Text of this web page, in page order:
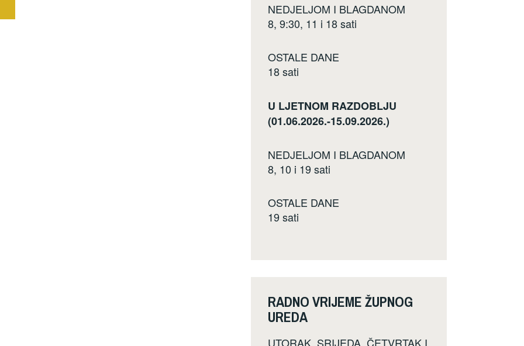
NEDJELJOM I BLAGDANOM
8, 9:30, 11 i 18 sati
OSTALE DANE
18 sati
U LJETNOM RAZDOBLJU
(01.06.2026.-15.09.2026.)
NEDJELJOM I BLAGDANOM
8, 10 i 19 sati
OSTALE DANE
19 sati
RADNO VRIJEME ŽUPNOG
UREDA
UTORAK, SRIJEDA, ČETVRTAK I